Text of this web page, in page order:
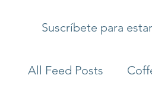
Suscríbete para
All Feed Posts